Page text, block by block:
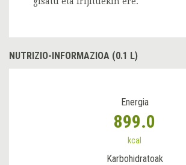
NUTRIZIO-INFORMAZIOA (0.1 L)
Energia
899.0
kcal
Karbohidratoak